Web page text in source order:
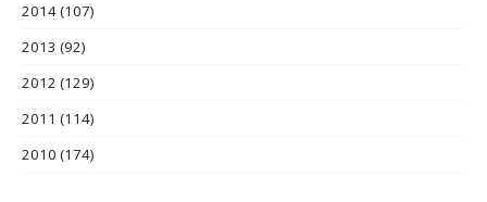
2014(107)
2013 (92)
2012 (129)
2011 (114)
2010 (174)